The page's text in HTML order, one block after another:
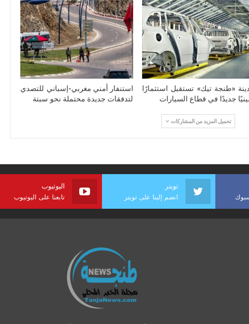
«طنجة تيك» تستقبل استثمارًا
جديدًا في قطاع السيارات
استنفار أمني مغربي-إسباني للتصدي
لتدفقات جديدة محتملة نحو سبتة
تحميل المزيد من المشاركات
تويتر
انضم إلينا على تويتر
اليوتيوب
تابعنا على اليوتيوب